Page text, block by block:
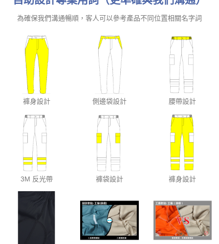
為確保我們溝通暢順，客人可以參考產品不同位置相關名字詞
褲身設計 側邊袋設計 腰帶設計
3M 反光帶 褲袋設計 褲身設計